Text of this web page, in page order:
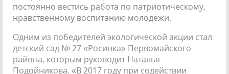
постоянно ве­стись работа по патриотическому,
нравственному воспитанию моло­дежи.
Одним из победителей эколо­гической акции стал
детский сад № 27 «Росинка» Первомайского
района, которым руководит Ната­лья
Подойникова. «В 2017 году при содействии